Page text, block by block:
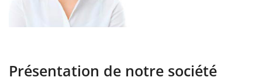
Présentation de notre société